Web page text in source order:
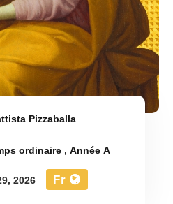
Pizzaballa
ordinaire,Année A
2026
Fr